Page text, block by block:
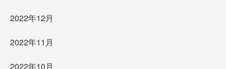
2022年12月
2022年11月
2022年10月